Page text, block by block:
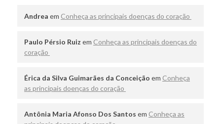
Andrea em Conheça as principais doenças do coração
Paulo Pérsio Ruiz em Conheça as principais doenças do
coração
Érica da Silva Guimarães da Conceição em Conheça
as principais doenças do coração
Antônia Maria Afonso Dos Santos em Conheça as